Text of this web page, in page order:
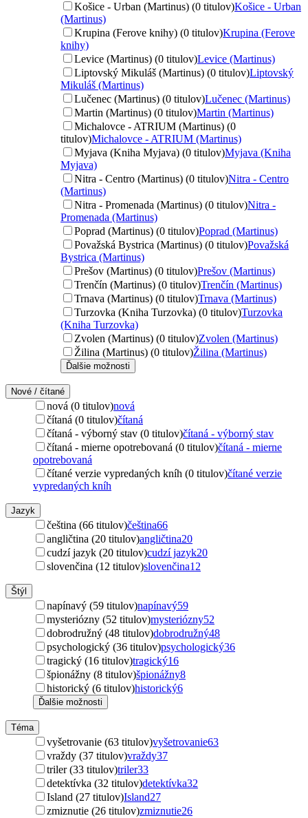
Košice - Urban (Martinus) (0 titulov)Košice - Urban
(Martinus)
Krupina (Ferove knihy) (0 titulov)Krupina (Ferove
knihy)
Levice (Martinus) (0 titulov)Levice (Martinus)
Liptovský Mikuláš (Martinus) (0 titulov)Liptovský
Mikuláš (Martinus)
Lučenec (Martinus) (0 titulov)Lučenec (Martinus)
Martin (Martinus) (0 titulov)Martin (Martinus)
Michalovce - ATRIUM (Martinus) (0
titulov)Michalovce - ATRIUM (Martinus)
Myjava (Kniha Myjava) (0 titulov)Myjava (Kniha
Myjava)
Nitra - Centro (Martinus) (0 titulov)Nitra - Centro
(Martinus)
Nitra - Promenada (Martinus) (0 titulov)Nitra -
Promenada (Martinus)
Poprad (Martinus) (0 titulov)Poprad (Martinus)
Považská Bystrica (Martinus) (0 titulov)Považská
Bystrica (Martinus)
Prešov (Martinus) (0 titulov)Prešov (Martinus)
Trenčín (Martinus) (0 titulov)Trenčín (Martinus)
Trnava (Martinus) (0 titulov)Trnava (Martinus)
Turzovka (Kniha Turzovka) (0 titulov)Turzovka
(Kniha Turzovka)
Zvolen (Martinus) (0 titulov)Zvolen (Martinus)
Žilina (Martinus) (0 titulov)Žilina (Martinus)
Ďalšie možnosti
Nové / čítané
nová (0 titulov)nová
čítaná (0 titulov)čítaná
čítaná - výborný stav (0 titulov)čítaná - výborný stav
čítaná - mierne opotrebovaná (0 titulov)čítaná - mierne
opotrebovaná
čítané verzie vypredaných kníh (0 titulov)čítané verzie
vypredaných kníh
Jazyk
čeština (66 titulov)čeština66
angličtina (20 titulov)angličtina20
cudzí jazyk (20 titulov)cudzí jazyk20
slovenčina (12 titulov)slovenčina12
Štýl
napínavý (59 titulov)napínavý59
mysteriózny (52 titulov)mysteriózny52
dobrodružný (48 titulov)dobrodružný48
psychologický (36 titulov)psychologický36
tragický (16 titulov)tragický16
špionážny (8 titulov)špionážny8
historický (6 titulov)historický6
Ďalšie možnosti
Téma
vyšetrovanie (63 titulov)vyšetrovanie63
vraždy (37 titulov)vraždy37
triler (33 titulov)triler33
detektívka (32 titulov)detektívka32
Island (27 titulov)Island27
zmiznutie (26 titulov)zmiznutie26